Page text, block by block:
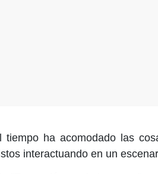
tiempo ha acomodado las
interactuando en un